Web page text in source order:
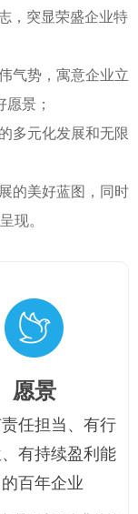
，突显荣盛企业特
气势，寓意企业立
景；
多元化发展和无限
的美好蓝图，同时
现。
愿景
任担当、有行
有持续盈利能
百年企业